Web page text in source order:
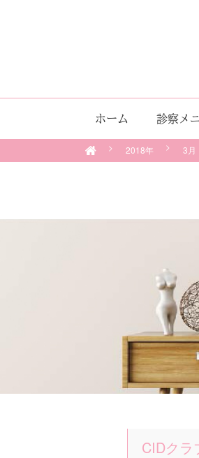
ホーム 診察メ
2018年 3月
CIDクラ